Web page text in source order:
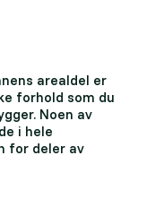
arealdel er
forhold som du
Noen av
i hele
for deler av